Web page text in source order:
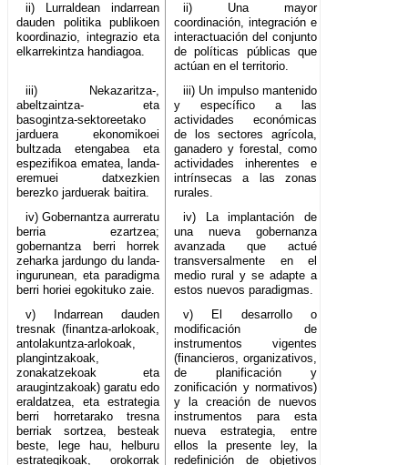
ii) Lurraldean indarrean
dauden politika publikoen
koordinazio, integrazio eta
elkarrekintza handiagoa.
ii) Una mayor
coordinación, integración e
interactuación del conjunto
de políticas públicas que
actúan en el territorio.
iii) Nekazaritza-,
abeltzaintza- eta
basogintza-sektoreetako
jarduera ekonomikoei
bultzada etengabea eta
espezifikoa ematea, landa-
eremuei datxezkien
berezko jarduerak baitira.
iii) Un impulso mantenido
y específico a las
actividades económicas
de los sectores agrícola,
ganadero y forestal, como
actividades inherentes e
intrínsecas a las zonas
rurales.
iv) Gobernantza aurreratu
berria ezartzea;
gobernantza berri horrek
zeharka jardungo du landa-
ingurunean, eta paradigma
berri horiei egokituko zaie.
iv) La implantación de
una nueva gobernanza
avanzada que actué
transversalmente en el
medio rural y se adapte a
estos nuevos paradigmas.
v) Indarrean dauden
tresnak (finantza-arlokoak,
antolakuntza-arlokoak,
plangintzakoak,
zonakatzekoak eta
araugintzakoak) garatu edo
eraldatzea, eta estrategia
berri horretarako tresna
berriak sortzea, besteak
beste, lege hau, helburu
estrategikoak, orokorrak
v) El desarrollo o
modificación de
instrumentos vigentes
(financieros, organizativos,
de planificación y
zonificación y normativos)
y la creación de nuevos
instrumentos para esta
nueva estrategia, entre
ellos la presente ley, la
redefinición de objetivos